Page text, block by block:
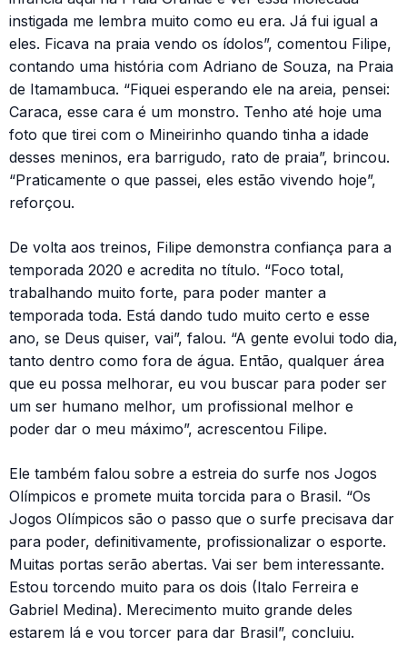
instigada me lembra muito como eu era. Já fui igual a
eles. Ficava na praia vendo os ídolos”, comentou Filipe,
contando uma história com Adriano de Souza, na Praia
de Itamambuca. “Fiquei esperando ele na areia, pensei:
Caraca, esse cara é um monstro. Tenho até hoje uma
foto que tirei com o Mineirinho quando tinha a idade
desses meninos, era barrigudo, rato de praia”, brincou.
“Praticamente o que passei, eles estão vivendo hoje”,
reforçou.
De volta aos treinos, Filipe demonstra confiança para a
temporada 2020 e acredita no título. “Foco total,
trabalhando muito forte, para poder manter a
temporada toda. Está dando tudo muito certo e esse
ano, se Deus quiser, vai”, falou. “A gente evolui todo dia,
tanto dentro como fora de água. Então, qualquer área
que eu possa melhorar, eu vou buscar para poder ser
um ser humano melhor, um profissional melhor e
poder dar o meu máximo”, acrescentou Filipe.
Ele também falou sobre a estreia do surfe nos Jogos
Olímpicos e promete muita torcida para o Brasil. “Os
Jogos Olímpicos são o passo que o surfe precisava dar
para poder, definitivamente, profissionalizar o esporte.
Muitas portas serão abertas. Vai ser bem interessante.
Estou torcendo muito para os dois (Italo Ferreira e
Gabriel Medina). Merecimento muito grande deles
estarem lá e vou torcer para dar Brasil”, concluiu.